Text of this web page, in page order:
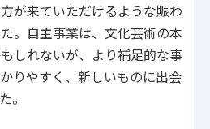
が来ていただけるような賑わ
。自主事業は、文化芸術の本
しれないが、より補足的な事
りやすく、新しいものに出会
。